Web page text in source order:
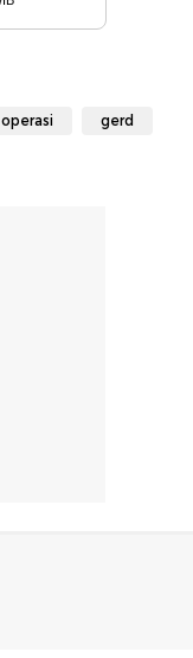
operasi gerd